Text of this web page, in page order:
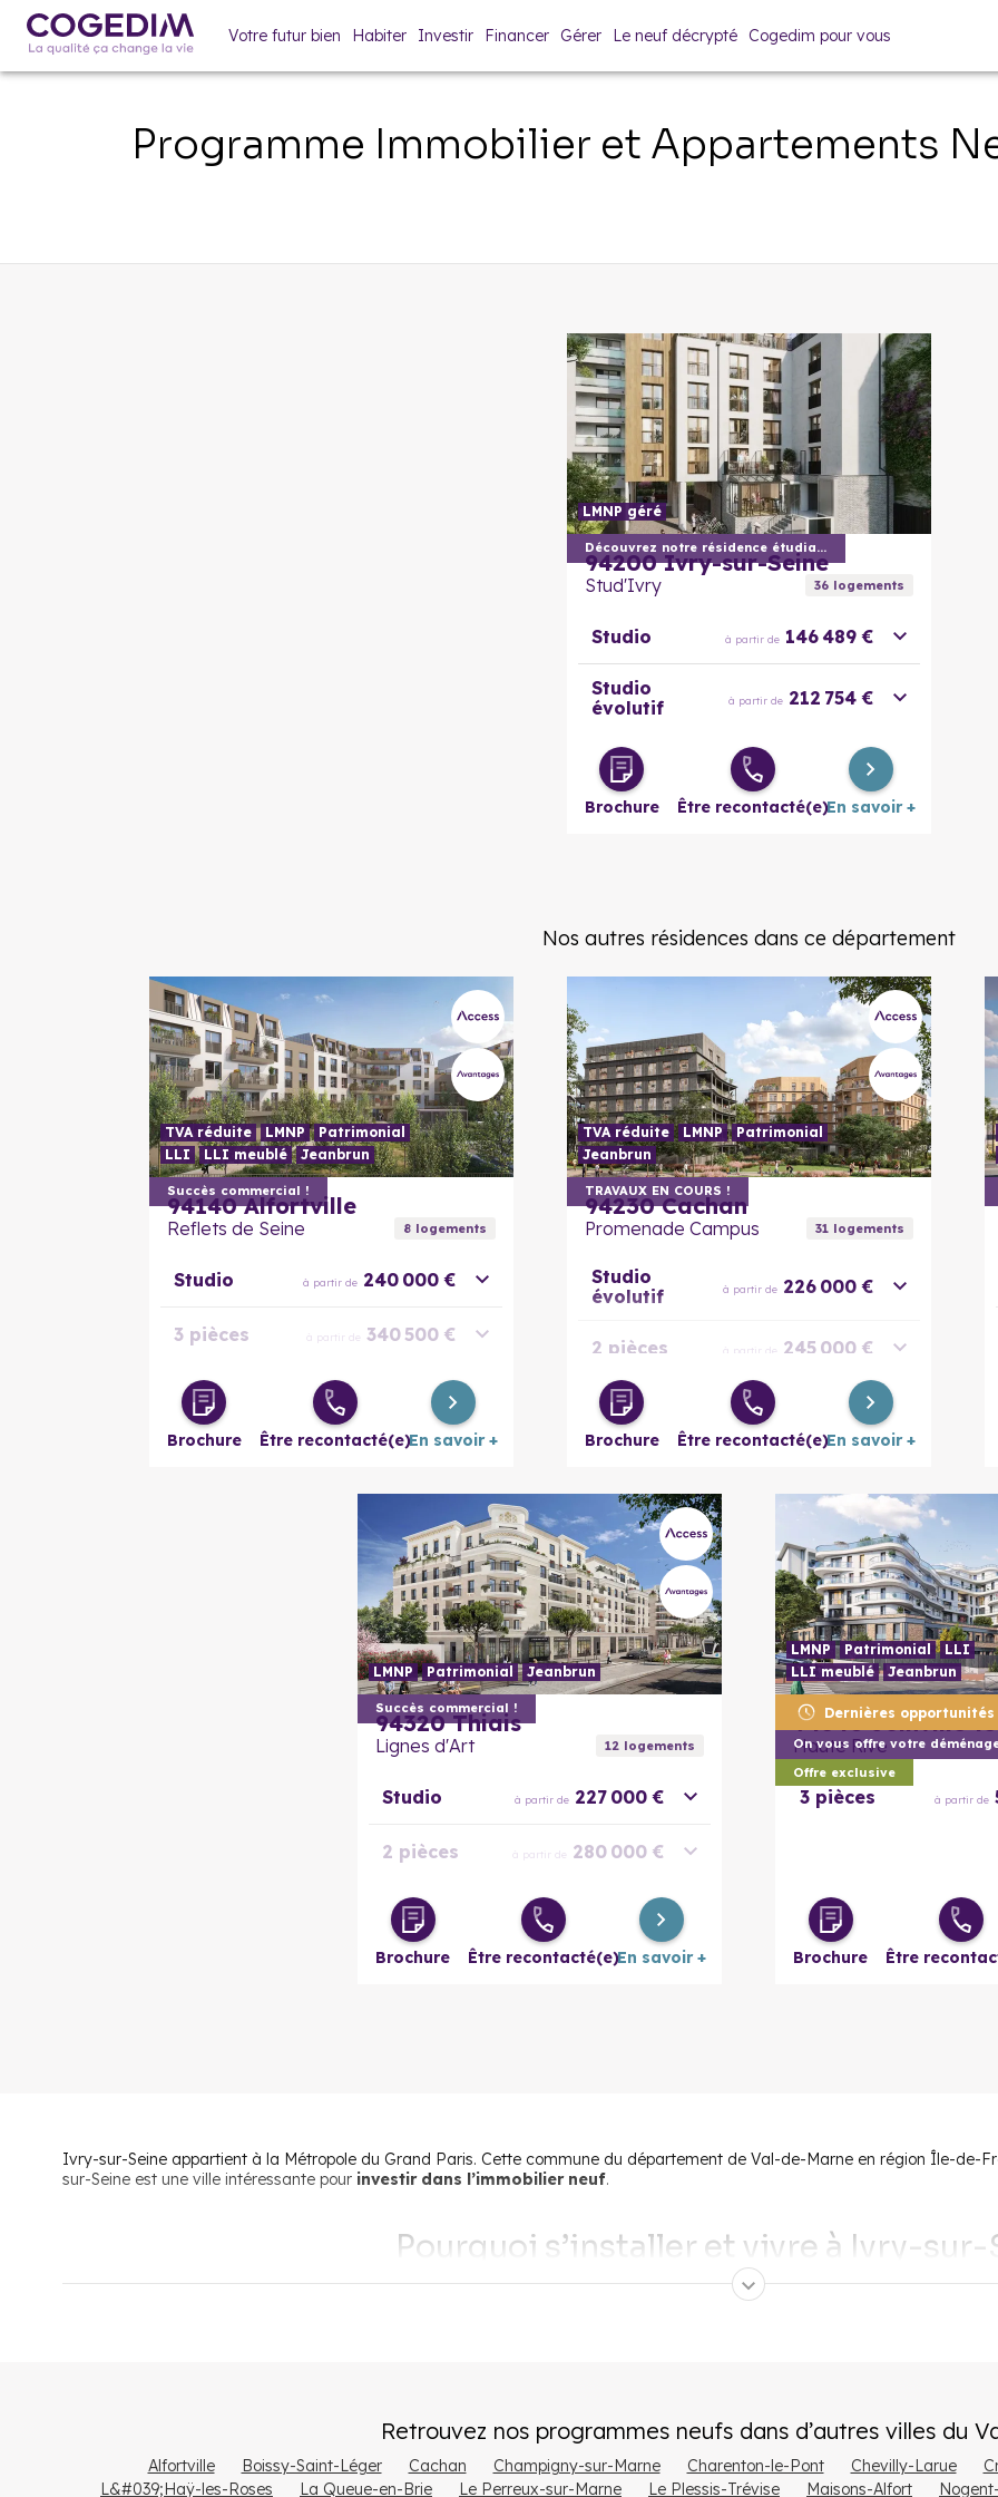
Votre futur bien Habiter Investir Financer Gérer Le neuf décrypté Cogedim pour vous
Programme Immobilier et Appartements
Découvrez notre résidence étudiante
LMNP géré
94200 Ivry-sur-Seine
Stud'Ivry 36logements
Studio à partir de 146 489 €
Studio
évolutif
à partir de 212 754 €
Brochure Être recontacté(e)En savoir +
Nos autres résidences dans ce département
Succès commercial !
TVA réduite LMNP
Patrimonial
LLI
LLI meublé Jeanbrun
En savoir plus
94140 Alfortville
Reflets de Seine 8logements
Studio à partir de 240 000 €
3 pièces à partir de 340 500 €
Duplex 3
pièces
à partir de 349 000 €
Brochure Être recontacté(e)En savoir +
TRAVAUX EN COURS !
TVA réduite LMNP
Patrimonial
Jeanbrun
94230 Cachan
Promenade Campus 31logements
Studio
évolutif
à partir de 226 000 €
2 pièces à partir de 245 000 €
3 pièces à partir de 326 000 €
5 pièces 515 000 €
Brochure Être recontacté(e)En savoir +
Succès commercial !
LMNP Patrimonial Jeanbrun
En savoir plus
94320 Thiais
Lignes d'Art 12 logements
Studio à partir de 227 000 €
2 pièces à partir de 280 000 €
2 pièces
évolutif
à partir de 285 300 €
Brochure Être recontacté(e)En savoir +
Dernières opportunités
Offre exclusive
LMNP Patrimonial
LLI
LLI meublé
Jeanbrun
94340 Joinville-
Haute Rive
3 pièces à partir de
Brochure Être
Ivry-sur-Seine appartient à la Métropole du Grand Paris. Cette commune du département de Val-de-Marne en région Île-de-
sur-Seine est une ville intéressante pour investir dans l’immobilier neuf.
Pourquoi s’installer et vivre à Ivry-sur-
L’un des lieux favoris des résidents d’Ivry-sur-Seine est le parc des Cormailles. Le Grand Prix National du Paysage a été
plus de 63 000 habitants
Retrouvez nos programmes neufs dans d’autres villes du
Alfortville Boissy-Saint-Léger Cachan Champigny-sur-Marne Charenton-le-Pont Chevilly-Larue
L&#039;Haÿ-les-Roses
La Queue-en-Brie Le Perreux-sur-Marne Le Plessis-Trévise Maisons-Alfort